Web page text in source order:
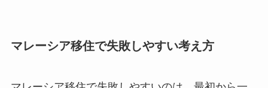
マレーシア移住で失敗しやすい考え方